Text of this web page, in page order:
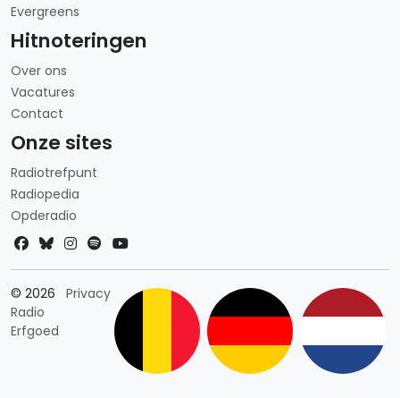
Evergreens
Hitnoteringen
Over ons
Vacatures
Contact
Onze sites
Radiotrefpunt
Radiopedia
Opderadio
© 2026
Radio
Erfgoed
PrivacyLandkeuze